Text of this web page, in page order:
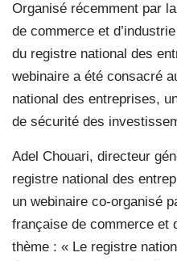
Organisé récemment par
de commerce et
du registre national des
webinaire a été consacré
national des entreprises,
de sécurité des
Adel Chouari, directeur
registre national des
un webinaire co-organisé
française de commerce et
thème : « Le registre